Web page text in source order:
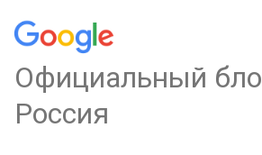
Официальный
Россия